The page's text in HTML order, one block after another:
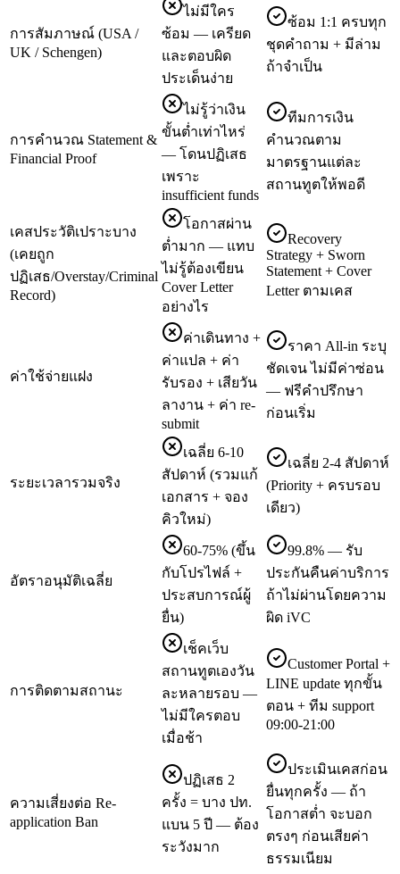
การสัมภาษณ์ (USA /
UK / Schengen)
ไม่มีใคร
ซ้อม — เครียด
และตอบผิด
ประเด็นง่าย
ซ้อม 1:1 ครบทุก
ชุดคำถาม + มีล่าม
ถ้าจำเป็น
การคำนวณ Statement &
Financial Proof
ไม่รู้ว่าเงิน
ขั้นต่ำเท่าไหร่
— โดนปฏิเสธ
เพราะ
insufficient funds
ทีมการเงิน
คำนวณตาม
มาตรฐานแต่ละ
สถานทูตให้พอดี
เคสประวัติเปราะบาง
(เคยถูก
ปฏิเสธ/Overstay/Criminal
Record)
โอกาสผ่าน
ต่ำมาก — แทบ
ไม่รู้ต้องเขียน
Cover Letter
อย่างไร
Recovery
Strategy + Sworn
Statement + Cover
Letter ตามเคส
ค่าใช้จ่ายแฝง
ค่าเดินทาง +
ค่าแปล + ค่า
รับรอง + เสียวัน
ลางาน + ค่า re-
submit
ราคา All-in ระบุ
ชัดเจน ไม่มีค่าซ่อน
— ฟรีคำปรึกษา
ก่อนเริ่ม
ระยะเวลารวมจริง
เฉลี่ย 6-10
สัปดาห์ (รวมแก้
เอกสาร + จอง
คิวใหม่)
เฉลี่ย 2-4 สัปดาห์
(Priority + ครบรอบ
เดียว)
อัตราอนุมัติเฉลี่ย
60-75% (ขึ้น
กับโปรไฟล์ +
ประสบการณ์ผู้
ยื่น)
99.8% — รับ
ประกันคืนค่าบริการ
ถ้าไม่ผ่านโดยความ
ผิด iVC
การติดตามสถานะ
เช็คเว็บ
สถานทูตเองวัน
ละหลายรอบ —
ไม่มีใครตอบ
เมื่อช้า
Customer Portal +
LINE update ทุกขั้น
ตอน + ทีม support
09:00-21:00
ความเสี่ยงต่อ Re-
application Ban
ปฏิเสธ 2
ครั้ง = บาง ปท.
แบน 5 ปี — ต้อง
ระวังมาก
ประเมินเคสก่อน
ยื่นทุกครั้ง — ถ้า
โอกาสต่ำ จะบอก
ตรงๆ ก่อนเสียค่า
ธรรมเนียม